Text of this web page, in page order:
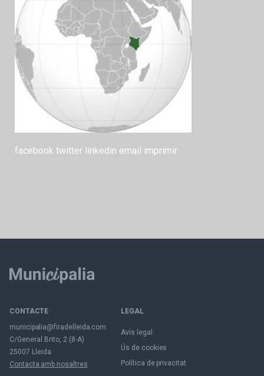
facebook twitter linkedin email imprimir
CONTACTE
municipalia@firadelleida.com
C/General Brito, 2 (8-A)
25007 Lleida
Contacta amb nosaltres
LEGAL
Avís legal
Ús de cookies
Política de privacitat